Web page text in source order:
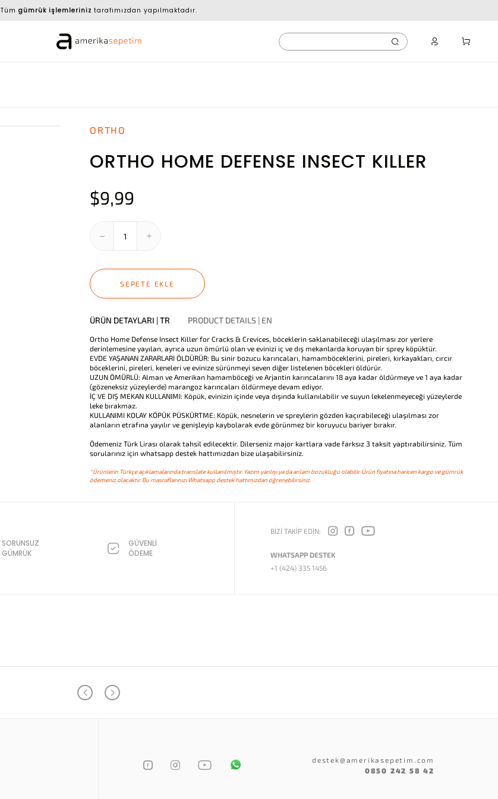
Tüm gümrük işlemleriniz tarafımızdan yapılmaktadır.
ORTHO
ORTHO HOME DEFENSE INSECT KILLER
$9,99
SEPETE EKLE
ÜRÜN DETAYLARI | TR PRODUCT DETAILS | EN
Ortho Home Defense Insect Killer for Cracks & Crevices, böceklerin saklanabileceği ulaşılması zor yerlere
derinlemesine yayılan, ayrıca uzun ömürlü olan ve evinizi iç ve dış mekanlarda koruyan bir sprey köpüktür.
EVDE YAŞANAN ZARARLARI ÖLDÜRÜR: Bu sinir bozucu karıncaları, hamamböceklerini, pireleri, kırkayakları, cırcır
böceklerini, pireleri, keneleri ve evinize sürünmeyi seven diğer listelenen böcekleri öldürür.
UZUN ÖMÜRLÜ: Alman ve Amerikan hamamböceği ve Arjantin karıncalarını 18 aya kadar öldürmeye ve 1 aya kadar
(gözeneksiz yüzeylerde) marangoz karıncaları öldürmeye devam ediyor.
İÇ VE DIŞ MEKAN KULLANIMI: Köpük, evinizin içinde veya dışında kullanılabilir ve suyun lekelenmeyeceği yüzeylerde
leke bırakmaz.
KULLANIMI KOLAY KÖPÜK PÜSKÜRTME: Köpük, nesnelerin ve spreylerin gözden kaçırabileceği ulaşılması zor
alanların etrafına yayılır ve genişleyip kaybolarak evde görünmez bir koruyucu bariyer bırakır.
Ödemeniz Türk Lirası olarak tahsil edilecektir. Dilerseniz major kartlara vade farksız 3 taksit yaptırabilirsiniz. Tüm
sorularınız için whatsapp destek hattımızdan bize ulaşabilirsiniz.
*Ürünlerin Türkçe açıklamalarında translate kullanılmıştır. Yazım yanlışı ya da anlam bozukluğu olabilir. Ürün fiyatına haricen kargo ve gümrük
ödemeniz olacaktır. Bu masraflarınızı Whatsapp destek hattımızdan öğrenebilirsiniz.
SORUNSUZ
GÜMRÜK
GÜVENLİ
ÖDEME
BİZİ TAKİP EDİN:
WHATSAPP DESTEK
+1 (424) 335 1456
destek@amerikasepetim.com
0850 242 58 42